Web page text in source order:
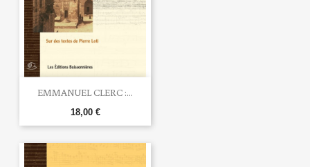
EMMANUEL CLERC :...
18,00 €